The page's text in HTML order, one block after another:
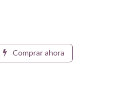
Comprar ahora